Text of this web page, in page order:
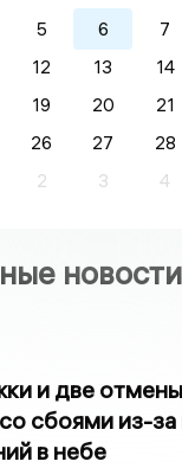
5 6 7
12 13 14
19 20 21
26 27 28
2 3 4
новости
и две
сбоями из-
в небе